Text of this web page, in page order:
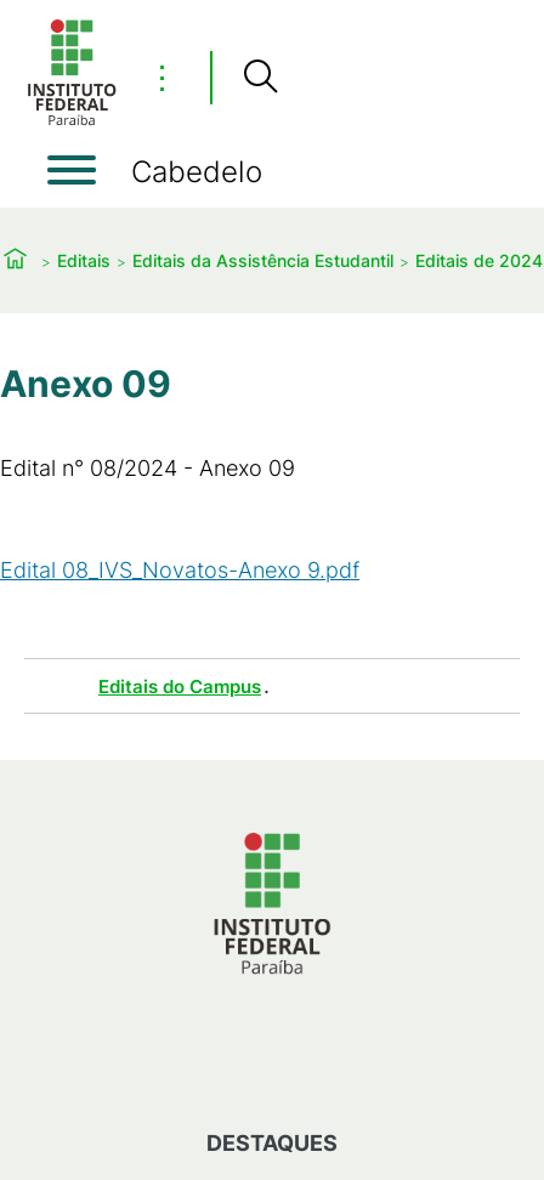
⋮
Cabedelo
Editais Editais da Assistência Estudantil Editais de 2024
Anexo 09
Edital n° 08/2024 - Anexo 09
Edital 08_IVS_Novatos-Anexo 9.pdf
Editais do Campus.
DESTAQUES